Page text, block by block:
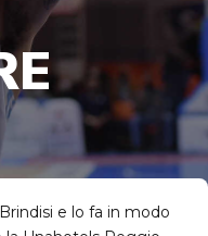
e lo fa in modo